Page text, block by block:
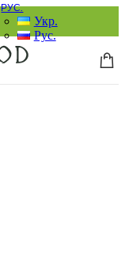
РУС.
Укр.
Рус.